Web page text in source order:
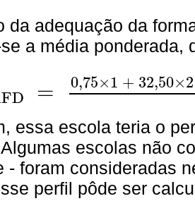
da adequação da
a média ponderada,
= 0,75×1 + 32,50×2
0,75 + 32,50×2 + 50,31×3 + 10,24×4 +
essa escola teria o
escolas não
- foram consideradas
perfil pôde ser